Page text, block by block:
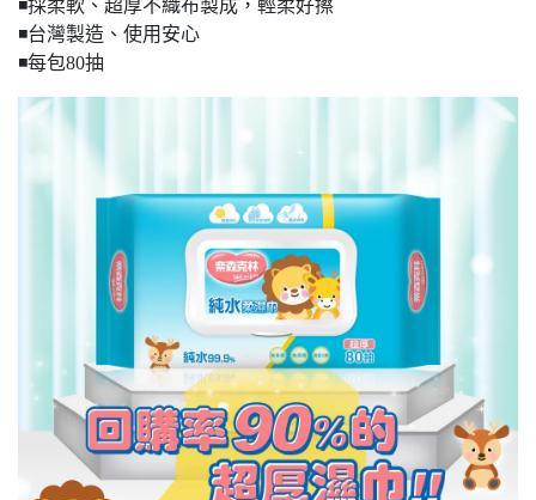
◾️採柔軟、超厚不織布製成，輕柔好擦
◾️台灣製造、使用安心
◾️每包80抽